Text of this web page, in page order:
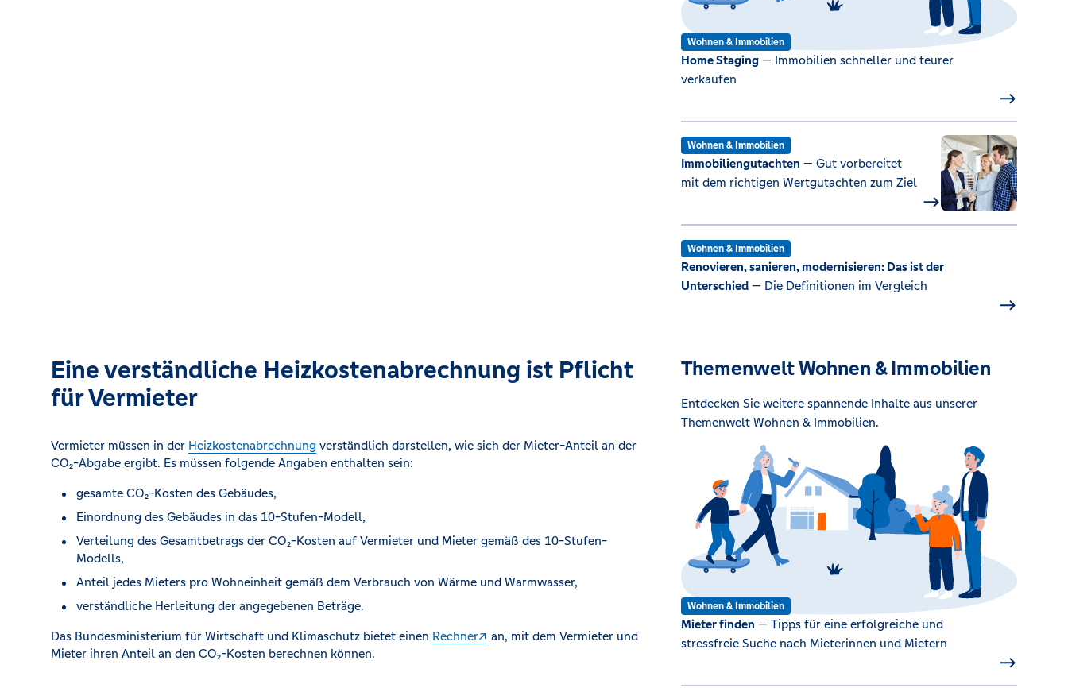
Wohnen & Immobilien
Home Staging— Immobilien schneller und teurer
verkaufen
Wohnen & Immobilien
Immobiliengutachten — Gut vorbereitet
mit dem richtigen Wertgutachten zum Ziel
Wohnen & Immobilien
Renovieren, sanieren, modernisieren: Das ist der
Unterschied— Die Definitionen im Vergleich
Eine verständliche Heizkostenabrechnung ist Pflicht
für Vermieter
Vermieter müssen in der Heizkostenabrechnung verständlich darstellen, wie sich der Mieter-Anteil an der
CO₂-Abgabe ergibt. Es müssen folgende Angaben enthalten sein:
gesamte CO₂-Kosten des Gebäudes,
Einordnung des Gebäudes in das 10-Stufen-Modell,
Verteilung des Gesamtbetrags der CO₂-Kosten auf Vermieter und Mieter gemäß des 10-Stufen-
Modells,
Anteil jedes Mieters pro Wohneinheit gemäß dem Verbrauch von Wärme und Warmwasser,
verständliche Herleitung der angegebenen Beträge.
Das Bundesministerium für Wirtschaft und Klimaschutz bietet einen Rechner
an, mit dem Vermieter und
Mieter ihren Anteil an den CO₂-Kosten berechnen können.
Themenwelt Wohnen & Immobilien
Entdecken Sie weitere spannende Inhalte aus unserer
Themenwelt Wohnen & Immobilien.
Wohnen & Immobilien
Mieter finden — Tipps für eine erfolgreiche und
stressfreie Suche nach Mieterinnen und Mietern